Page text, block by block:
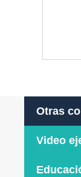
Otras
Video